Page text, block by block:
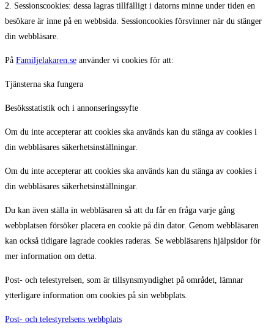
2. Sessionscookies: dessa lagras tillfälligt i datorns minne under tiden en
besökare är inne på en webbsida. Sessioncookies försvinner när du stänger
din webbläsare.
På Familjelakaren.se använder vi cookies för att:
Tjänsterna ska fungera
Besöksstatistik och i annonseringssyfte
Om du inte accepterar att cookies ska används kan du stänga av cookies i
din webbläsares säkerhetsinställningar.
Om du inte accepterar att cookies ska används kan du stänga av cookies i
din webbläsares säkerhetsinställningar.
Du kan även ställa in webbläsaren så att du får en fråga varje gång
webbplatsen försöker placera en cookie på din dator. Genom webbläsaren
kan också tidigare lagrade cookies raderas. Se webbläsarens hjälpsidor för
mer information om detta.
Post- och telestyrelsen, som är tillsynsmyndighet på området, lämnar
ytterligare information om cookies på sin webbplats.
Post- och telestyrelsens webbplats